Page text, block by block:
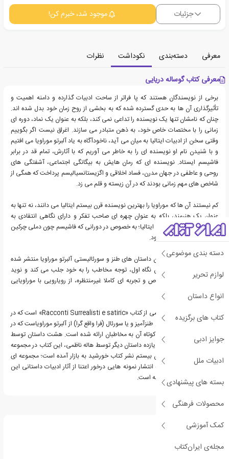
دسته بندی موضوعی
لوازم تحریر
انواع داستان
کتاب های برگزیده
جوایز ادبی
ادبیات ملل
بسته های پیشنهادی
محصولات فرهنگی
کمک آموزشی
مجله‌ی ایران‌کتاب
جزئیات موجود شد، خبرم کن!
معرفی دسته‌بندی نکوداشت
نظرات
معرفی کتاب گوساله دریایی
برخی از نویسندگان هستند که پا فراتر از ساحت ادبیات گذارده و دامنه اهمیت و
تأثیرگذاری آن ها به حدی گسترده شده که به بخشی از روح زمان خود بدل شده اند.
چنان که نامشان تنها یک نویسنده را تداعی نمی کند، بلکه به عنوان یک نماد، دوره ای
زمانی را با مختصات خاص خود، به ذهن متبادر می سازند. اغراق نیست اگر بگوییم
وقتی سخن از ادبیات ایتالیا به میان می آید، ناخودآگاه به یاد آلبرتو موراویا می افتیم
و با شنیدن نام او نویسنده ای را به خاطر می آوریم که با آثارش، تمام قد در برابر
فاشیسم ایستاد. نویسنده ای که رمان هایش به بیگانگی اجتماعی، آشفتگی های
روحی و عاطفی در جهان مدرن، فساد اخلاقی و اگزیستانسیالیسم پرداخت که همگی از
شاخص های مهم زمانی بودند که در آن زیسته و قلم می زد.
کم نیستند آن ها که موراویا را بهترین نویسنده قرن بیستم ایتالیا می دانند، نه تنها به
عنوان یک هنرمند، بلکه به عنوان چهره ای صاحب تفکر و دارای نگاهی انتقادی به
زوایای اجتماعی و سیاسی ایتالیا؛ به خصوص در دورانی که فاشیسم چون دملی چرکین
در این کشور سر درآورده بود.
گوساله دریایی، ذیل عنوان داستان های طنز و سورئالیستی آلبرتو موراویا منتشر شده
است؛ این عنوان در همان نگاه اول، توجه مخاطب را به خود جلب می کند و نوید
خواندن داستان هایی خاص و تجربه ای کاملا غیرمنتظره، از رویارویی با موراویایی
متفاوت را می دهد.
گوساله دریایی ترجمه بخشی از کتاب «Racconti Surrealisti e satiric» است که در
اصل دربرگیرنده ۲۲ داستان طنزآمیز و یا سورئال (فرا واقع گرا) از آلبرتو موراویاست که در
ترجمه فارسی، ۱۹ داستان کوتاه آن به مخاطبان ارائه شده است. هشت داستان توسط
رضا قیصریه ترجمه شده و یازده داستان دیگر توسط هاله ناظمی، این کتاب در مجموعه
داستان های ایتالیایی قرن بیستم نشر کتاب خورشید به بازار آمده است؛ مجموعه ای
که با رویکردی حرفه ای به انتشار نمونه هایی درخور اعتنا از آثار ادبیات داستانی این
کشور ایتالیا اختصاص یافته است.
درباره آلبرتو موراویا